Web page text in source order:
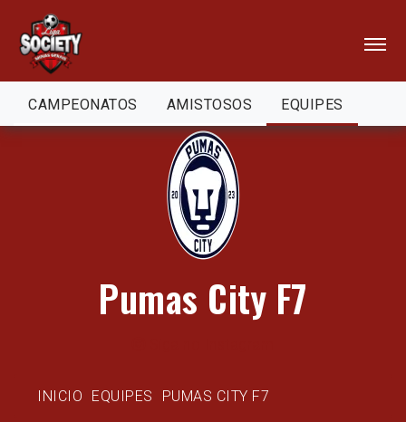
CAMPEONATOS AMISTOSOS EQUIPES
Pumas City F7
INICIO EQUIPES PUMAS CITY F7